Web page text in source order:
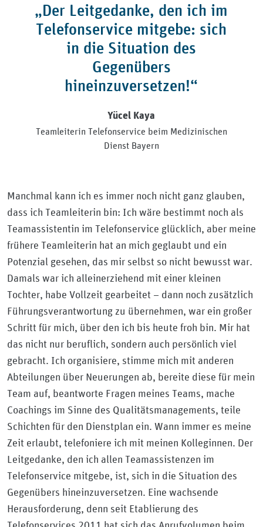
„Der Leitgedanke, den ich im
Telefonservice mitgebe: sich
in die Situation des
Gegenübers
hineinzuversetzen!“
Yücel Kaya
Teamleiterin Telefonservice beim Medizinischen
Dienst Bayern
Manchmal kann ich es immer noch nicht ganz glauben,
dass ich Teamleiterin bin: Ich wäre bestimmt noch als
Teamassistentin im Telefonservice glücklich, aber meine
frühere Teamleiterin hat an mich geglaubt und ein
Potenzial gesehen, das mir selbst so nicht bewusst war.
Damals war ich alleinerziehend mit einer kleinen
Tochter, habe Vollzeit gearbeitet – dann noch zusätzlich
Führungsverantwortung zu übernehmen, war ein großer
Schritt für mich, über den ich bis heute froh bin. Mir hat
das nicht nur beruflich, sondern auch persönlich viel
gebracht. Ich organisiere, stimme mich mit anderen
Abteilungen über Neuerungen ab, bereite diese für mein
Team auf, beantworte Fragen meines Teams, mache
Coachings im Sinne des Qualitätsmanagements, teile
Schichten für den Dienstplan ein. Wann immer es meine
Zeit erlaubt, telefoniere ich mit meinen Kolleginnen. Der
Leitgedanke, den ich allen Teamassistenzen im
Telefonservice mitgebe, ist, sich in die Situation des
Gegenübers hineinzuversetzen. Eine wachsende
Herausforderung, denn seit Etablierung des